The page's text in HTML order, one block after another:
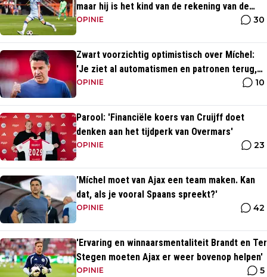
maar hij is het kind van de rekening van de
komst van Blind'
OPINIE 30
Zwart voorzichtig optimistisch over Míchel:
'Je ziet al automatismen en patronen terug,
maar...'
OPINIE 10
Parool: 'Financiële koers van Cruijff doet
denken aan het tijdperk van Overmars'
OPINIE 23
'Míchel moet van Ajax een team maken. Kan
dat, als je vooral Spaans spreekt?'
OPINIE 42
'Ervaring en winnaarsmentaliteit Brandt en Ter
Stegen moeten Ajax er weer bovenop helpen'
OPINIE 5